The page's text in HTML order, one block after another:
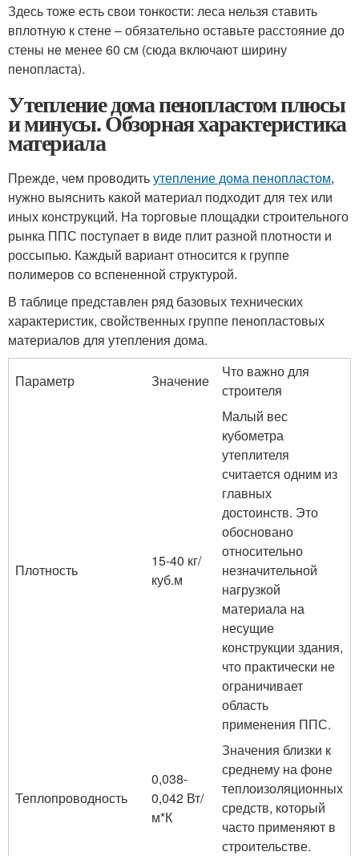
Здесь тоже есть свои тонкости: леса нельзя ставить
вплотную к стене – обязательно оставьте расстояние до
стены не менее 60 см (сюда включают ширину
пенопласта).
Утепление дома пенопластом плюсы
и минусы. Обзорная характеристика
материала
Прежде, чем проводитьутепление дома пенопластом,
нужно выяснить какой материал подходит для тех или
иных конструкций. На торговые площадки строительного
рынка ППС поступает в виде плит разной плотности и
россыпью. Каждый вариант относится к группе
полимеров со вспененной структурой.
В таблице представлен ряд базовых технических
характеристик, свойственных группе пенопластовых
материалов для утепления дома.
Параметр Значение
Что важно для
строителя
Плотность
15-40 кг/
куб.м
Малый вес
кубометра
утеплителя
считается одним из
главных
достоинств. Это
обосновано
относительно
незначительной
нагрузкой
материала на
несущие
конструкции здания,
что практически не
ограничивает
область
применения ППС.
Теплопроводность
0,038-
0,042 Вт/
м*К
Значения близки к
среднему на фоне
теплоизоляционных
средств, который
часто применяют в
строительстве.